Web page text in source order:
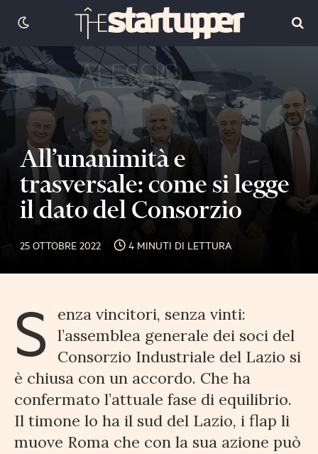
All’unanimità e
trasversale: come si legge
il dato del Consorzio
25 OTTOBRE 2022 4 MINUTI DI LETTURA
S
enza vincitori, senza vinti:
l’assemblea generale dei soci del
Consorzio Industriale del Lazio si
è chiusa con un accordo. Che ha
confermato l’attuale fase di equilibrio.
Il timone lo ha il sud del Lazio, i flap li
muove Roma che con la sua azione può